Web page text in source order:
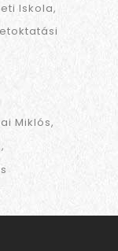
Iskola
Miklós